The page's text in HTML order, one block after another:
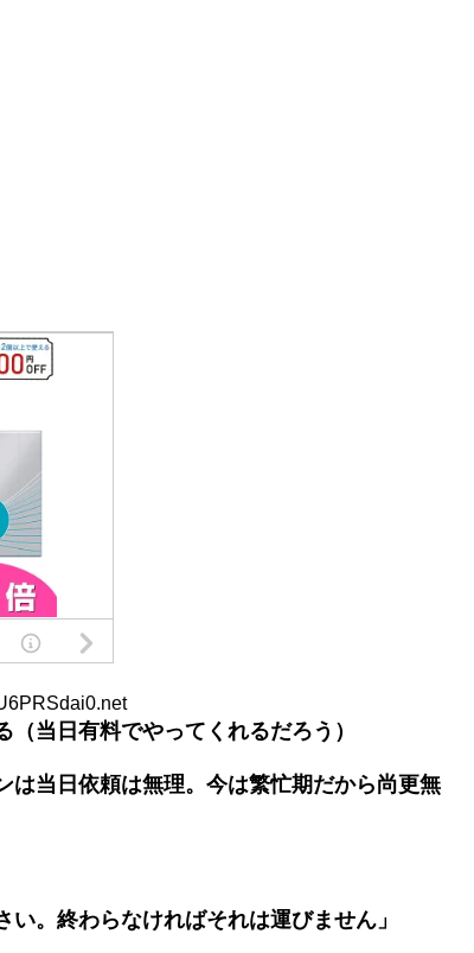
当日有料でやってくれるだろう）
は当日依頼は無理。今は繁忙期だから尚更無
。終わらなければそれは運びません」